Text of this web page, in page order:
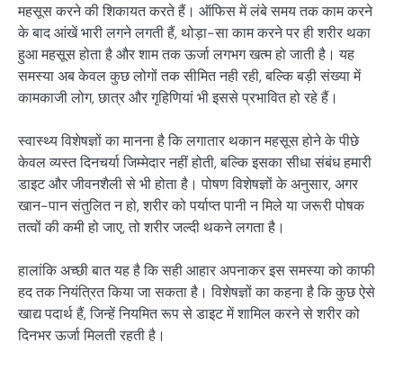
महसूस करने की शिकायत करते हैं। ऑफिस में लंबे समय तक काम करने
के बाद आंखें भारी लगने लगती हैं, थोड़ा-सा काम करने पर ही शरीर थका
हुआ महसूस होता है और शाम तक ऊर्जा लगभग खत्म हो जाती है। यह
समस्या अब केवल कुछ लोगों तक सीमित नही रही, बल्कि बड़ी संख्या में
कामकाजी लोग, छात्र और गृहिणियां भी इससे प्रभावित हो रहे हैं।
स्वास्थ्य विशेषज्ञों का मानना है कि लगातार थकान महसूस होने के पीछे
केवल व्यस्त दिनचर्या जिम्मेदार नहीं होती, बल्कि इसका सीधा संबंध हमारी
डाइट और जीवनशैली से भी होता है। पोषण विशेषज्ञों के अनुसार, अगर
खान-पान संतुलित न हो, शरीर को पर्याप्त पानी न मिले या जरूरी पोषक
तत्वों की कमी हो जाए, तो शरीर जल्दी थकने लगता है।
हालांकि अच्छी बात यह है कि सही आहार अपनाकर इस समस्या को काफी
हद तक नियंत्रित किया जा सकता है। विशेषज्ञों का कहना है कि कुछ ऐसे
खाद्य पदार्थ हैं, जिन्हें नियमित रूप से डाइट में शामिल करने से शरीर को
दिनभर ऊर्जा मिलती रहती है।